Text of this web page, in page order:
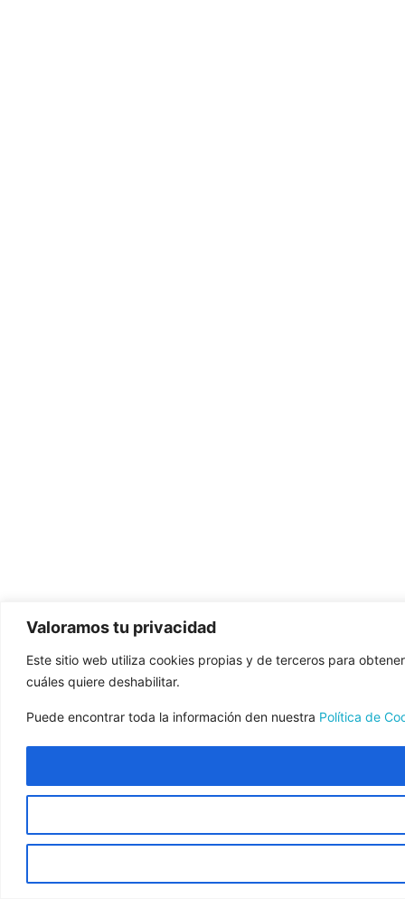
Valoramos tu privacidad
Este sitio web utiliza cookies propias y de terceros para
cuáles quiere deshabilitar.
Puede encontrar toda la información den nuestra Política de